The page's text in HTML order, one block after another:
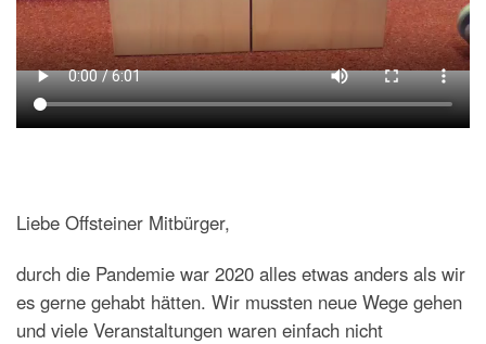
Liebe Offsteiner Mitbürger,
durch die Pandemie war 2020 alles etwas anders als wir
es gerne gehabt hätten. Wir mussten neue Wege gehen
und viele Veranstaltungen waren einfach nicht